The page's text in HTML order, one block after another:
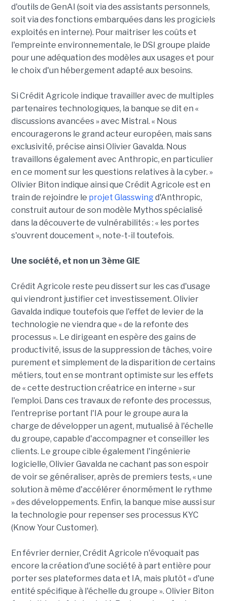
d'outils de GenAI (soit via des assistants personnels,
soit via des fonctions embarquées dans les progiciels
exploités en interne). Pour maitriser les coûts et
l'empreinte environnementale, le DSI groupe plaide
pour une adéquation des modèles aux usages et pour
le choix d'un hébergement adapté aux besoins.
Si Crédit Agricole indique travailler avec de multiples
partenaires technologiques, la banque se dit en «
discussions avancées » avec Mistral. « Nous
encouragerons le grand acteur européen, mais sans
exclusivité, précise ainsi Olivier Gavalda. Nous
travaillons également avec Anthropic, en particulier
en ce moment sur les questions relatives à la cyber. »
Olivier Biton indique ainsi que Crédit Agricole est en
train de rejoindre le projet Glasswingd'Anthropic,
construit autour de son modèle Mythos spécialisé
dans la découverte de vulnérabilités : « les portes
s'ouvrent doucement », note-t-il toutefois.
Une société, et non un 3ème GIE
Crédit Agricole reste peu dissert sur les cas d'usage
qui viendront justifier cet investissement. Olivier
Gavalda indique toutefois que l'effet de levier de la
technologie ne viendra que « de la refonte des
processus ». Le dirigeant en espère des gains de
productivité, issus de la suppression de tâches, voire
purement et simplement de la disparition de certains
métiers, tout en se montrant optimiste sur les effets
de « cette destruction créatrice en interne » sur
l'emploi. Dans ces travaux de refonte des processus,
l'entreprise portant l'IA pour le groupe aura la
charge de développer un agent, mutualisé à l'échelle
du groupe, capable d'accompagner et conseiller les
clients. Le groupe cible également l'ingénierie
logicielle, Olivier Gavalda ne cachant pas son espoir
de voir se généraliser, après de premiers tests, « une
solution à même d'accélérer énormément le rythme
» des développements. Enfin, la banque mise aussi sur
la technologie pour repenser ses processus KYC
(Know Your Customer).
En février dernier, Crédit Agricole n'évoquait pas
encore la création d'une société à part entière pour
porter ses plateformes data et IA, mais plutôt « d'une
entité spécifique à l'échelle du groupe ». Olivier Biton